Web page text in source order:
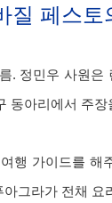
질 페스토
. 정민우 사원은
동아리에서 주
행 가이드를
그라가 전채